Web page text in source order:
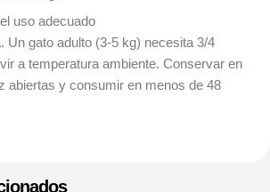
uso adecuado
Un gato adulto (3-5 kg) necesita 3/4
a temperatura ambiente. Conservar en
abiertas y consumir en menos de 48